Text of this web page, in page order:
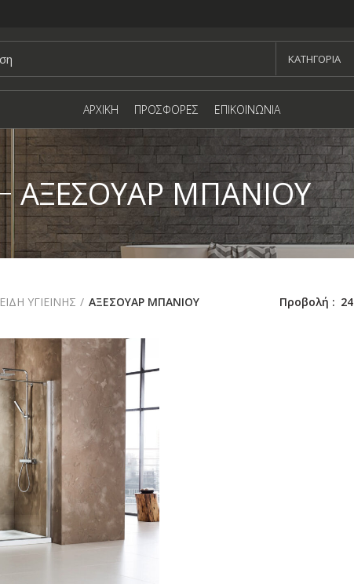
KΑΤΗΓΟΡΙΑ
ΑΡΧΙΚΗ ΠΡΟΣΦΟΡΕΣ ΕΠΙΚΟΙΝΩΝΙΑ
ΑΞΕΣΟΥΑΡ ΜΠΑΝΙΟΥ
ΕΙΔΗ ΥΓΙΕΙΝΗΣ ΑΞΕΣΟΥΑΡ ΜΠΑΝΙΟΥ Προβολή 24